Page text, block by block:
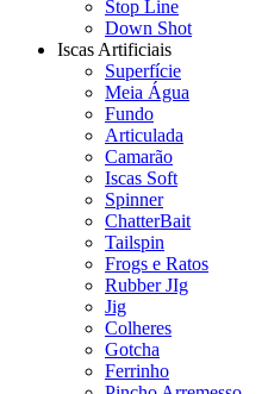
Stop Line
Down Shot
Iscas Artificiais
Superfície
Meia Água
Fundo
Articulada
Camarão
Iscas Soft
Spinner
ChatterBait
Tailspin
Frogs e Ratos
Rubber JIg
Jig
Colheres
Gotcha
Ferrinho